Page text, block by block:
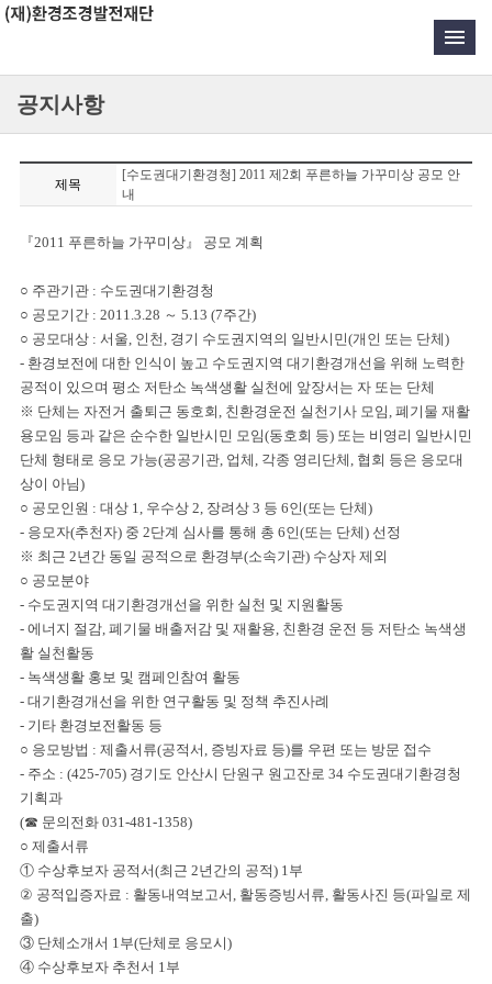
공지사항
제목
[수도권대기환경청] 2011 제2회 푸른하늘 가꾸미상 공모 안
내
『2011 푸른하늘 가꾸미상』 공모 계획
○ 주관기관 : 수도권대기환경청
○ 공모기간 : 2011.3.28 ～ 5.13 (7주간)
○ 공모대상 : 서울, 인천, 경기 수도권지역의 일반시민(개인 또는 단체)
- 환경보전에 대한 인식이 높고 수도권지역 대기환경개선을 위해 노력한
공적이 있으며 평소 저탄소 녹색생활 실천에 앞장서는 자 또는 단체
※ 단체는 자전거 출퇴근 동호회, 친환경운전 실천기사 모임, 폐기물 재활
용모임 등과 같은 순수한 일반시민 모임(동호회 등) 또는 비영리 일반시민
단체 형태로 응모 가능(공공기관, 업체, 각종 영리단체, 협회 등은 응모대
상이 아님)
○ 공모인원 : 대상 1, 우수상 2, 장려상 3 등 6인(또는 단체)
-응모자(추천자) 중 2단계 심사를 통해 총 6인(또는 단체) 선정
※ 최근 2년간 동일 공적으로 환경부(소속기관) 수상자 제외
○ 공모분야
- 수도권지역 대기환경개선을 위한 실천 및 지원활동
- 에너지 절감, 폐기물 배출저감 및 재활용, 친환경 운전 등 저탄소 녹색생
활 실천활동
-녹색생활 홍보 및 캠페인참여 활동
- 대기환경개선을 위한 연구활동 및 정책 추진사례
- 기타 환경보전활동 등
○ 응모방법 : 제출서류(공적서, 증빙자료 등)를 우편 또는 방문 접수
- 주소 : (425-705) 경기도 안산시 단원구 원고잔로 34 수도권대기환경청
기획과
(☎ 문의전화 031-481-1358)
○ 제출서류
① 수상후보자 공적서(최근 2년간의 공적) 1부
② 공적입증자료 : 활동내역보고서, 활동증빙서류, 활동사진 등(파일로 제
출)
③ 단체소개서 1부(단체로 응모시)
④ 수상후보자 추천서 1부